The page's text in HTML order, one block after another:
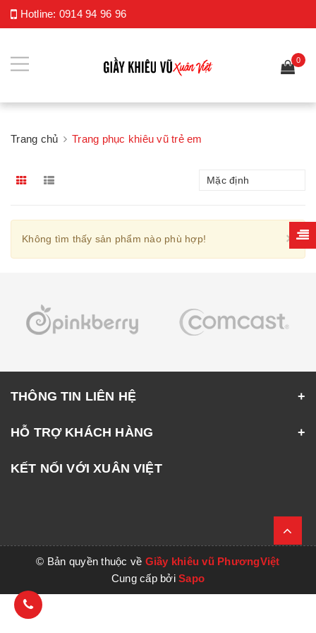
Hotline: 0914 94 96 96
0
Trang chủ Trang phục khiêu vũ trẻ em
Mặc định
×
Không tìm thấy sản phẩm nào phù hợp!
THÔNG TIN LIÊN HỆ
HỖ TRỢ KHÁCH HÀNG
KẾT NỐI VỚI XUÂN VIỆT
© Bản quyền thuộc về Giầy khiêu vũ PhươngViệt
Cung cấp bởiSapo